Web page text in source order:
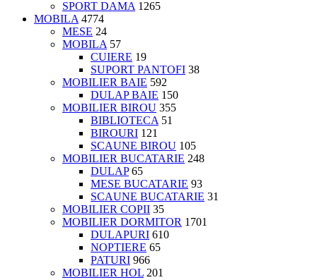
SPORT DAMA 1265
MOBILA 4774
MESE 24
MOBILA 57
CUIERE 19
SUPORT PANTOFI 38
MOBILIER BAIE 592
DULAP BAIE 150
MOBILIER BIROU 355
BIBLIOTECA 51
BIROURI 121
SCAUNE BIROU 105
MOBILIER BUCATARIE 248
DULAP 65
MESE BUCATARIE 93
SCAUNE BUCATARIE 31
MOBILIER COPII 35
MOBILIER DORMITOR 1701
DULAPURI 610
NOPTIERE 65
PATURI 966
MOBILIER HOL 201